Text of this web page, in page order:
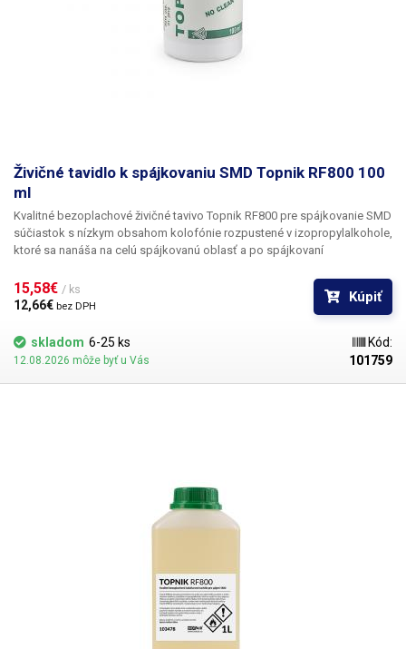
Živičné tavidlo k spájkovaniu SMD Topnik RF800 100
ml
Kvalitné bezoplachové živičné tavivo Topnik RF800 pre spájkovanie SMD
súčiastok s nízkym obsahom kolofónie rozpustené v izopropylalkohole,
ktoré sa nanáša na celú spájkovanú oblasť a po spájkovaní
Uľahčuje spájkovanie SMD súčiastok, na ktoré nie je možné použitie
klasickej kolofónie. Topnik RF800 je nereziduálny a nespôsobuje
telefónov, na spájkovanie plošných spojov a základných dosiek,
cínovanie a pokovovanie súčastí v cínovaných kúpeľoch. Obsah: 100ml
15,58€ / ks
12,66€ bez DPH
Kúpiť
skladom 6-25 ks
12.08.2026 môže byť u Vás
Kód:
101759